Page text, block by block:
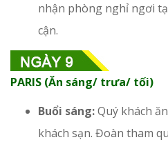
nhận phòng nghỉ ngơi
cận.
PARIS (Ăn sáng/ trưa/ tối)
Buổi sáng:Quý khách
khách sạn. Đoàn tham